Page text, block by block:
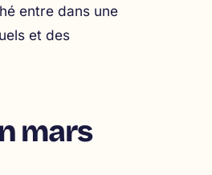
entre dans une
et des
mars